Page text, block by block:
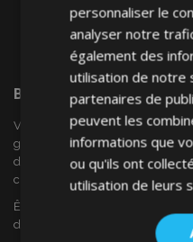
Bienvenue SurVTVAuto
VTV voiture est un
gros d'accessoires
déflecteurs de vent,
couvertures de chrome et
Êtes-vous intéressé par
devenir notre partenaire?
personnaliser le
analyser notre
également des
utilisation de notre
partenaires de
peuvent les
informations que
ou qu'ils ont
utilisation de leurs